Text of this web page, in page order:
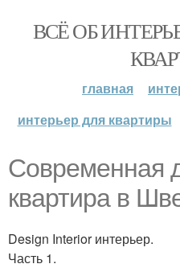
ВСЁ ОБ
главная
интерьер для квартиры
Современная
квартира в
Design Interior интерьер.
Часть 1.